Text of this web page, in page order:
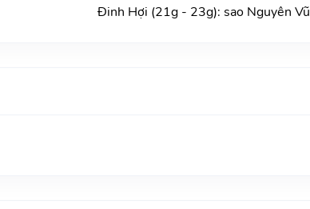
Đinh Hợi (21g - 23g): sao Nguyên Vũ